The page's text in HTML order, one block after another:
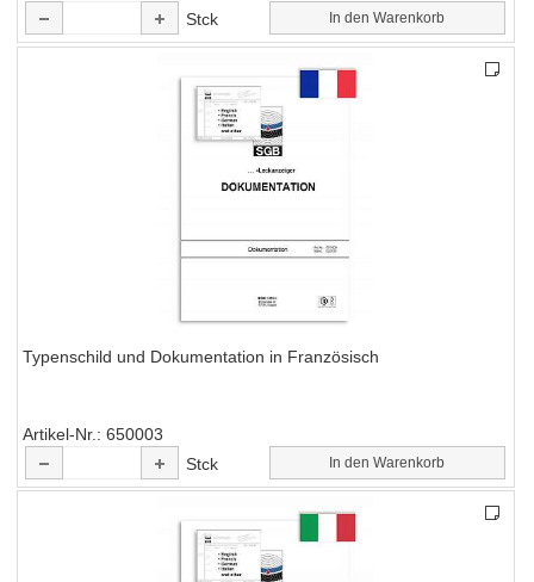
Stck In den Warenkorb
Typenschild und Dokumentation in Französisch
Artikel-Nr.
650003
Stck
In den Warenkorb